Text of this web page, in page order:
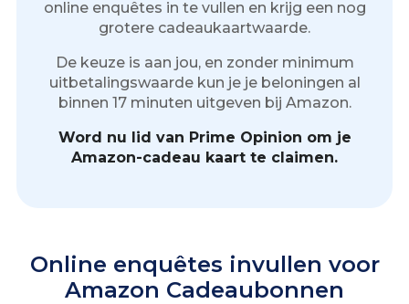
online enquêtes in te vullen en krijg een nog
grotere cadeaukaartwaarde.
De keuze is aan jou, en zonder minimum
uitbetalingswaarde kun je je beloningen al
binnen 17 minuten uitgeven bij Amazon.
Word nu lid van Prime Opinion om je
Amazon-cadeau kaart te claimen.
Online enquêtes invullen voor
Amazon Cadeaubonnen